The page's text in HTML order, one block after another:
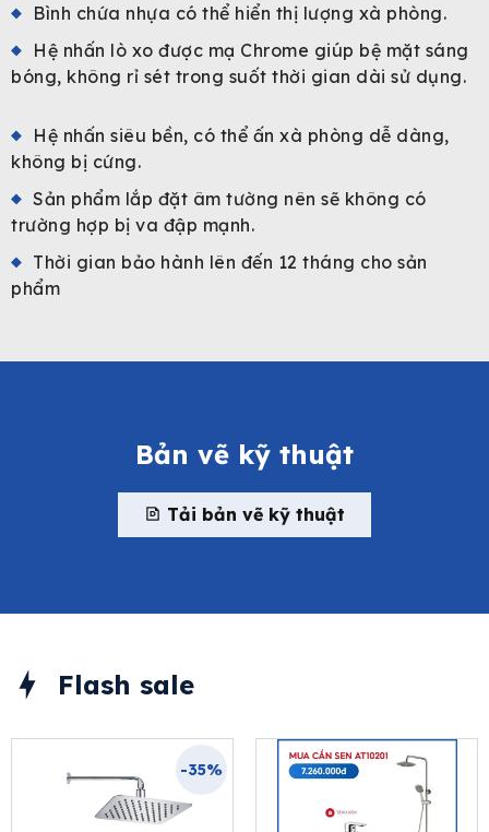
Bình chứa nhựa có thể hiển thị lượng xà phòng.
Hệ nhấn lò xo được mạ Chrome giúp bệ mặt sáng
bóng, không rỉ sét trong suốt thời gian dài sử dụng.
Hệ nhấn siêu bền, có thể ấn xà phòng dễ dàng,
không bị cứng.
Sản phẩm lắp đặt âm tường nên sẽ không có
trường hợp bị va đập mạnh.
Thời gian bảo hành lên đến 12 tháng cho sản
phẩm
Bản vẽ kỹ thuật
Tải bản vẽ kỹ thuật
Flash sale
-35%